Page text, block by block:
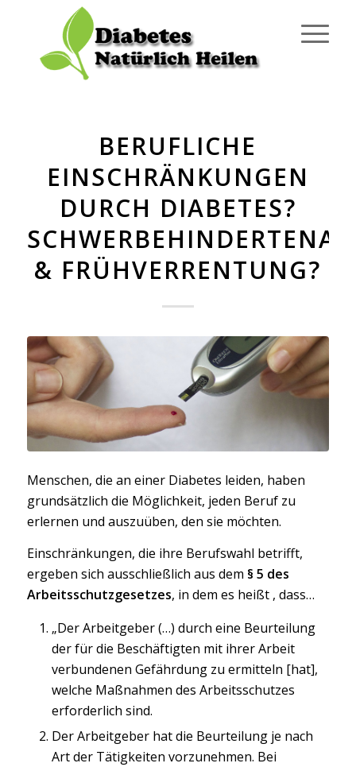
BERUFLICHE
EINSCHRÄNKUNGEN
DURCH DIABETES?
& FRÜHVERRENTUNG?
Menschen, die an einer Diabetes leiden, haben
grundsätzlich die Möglichkeit, jeden Beruf zu
erlernen und auszuüben, den sie möchten.
Einschränkungen, die ihre Berufswahl betrifft,
ergeben sich ausschließlich aus dem § 5 des
Arbeitsschutzgesetzes, in dem es heißt , dass…
„Der Arbeitgeber (…) durch eine Beurteilung
der für die Beschäftigten mit ihrer Arbeit
verbundenen Gefährdung zu ermitteln [hat],
welche Maßnahmen des Arbeitsschutzes
erforderlich sind.
Der Arbeitgeber hat die Beurteilung je nach
Art der Tätigkeiten vorzunehmen. Bei